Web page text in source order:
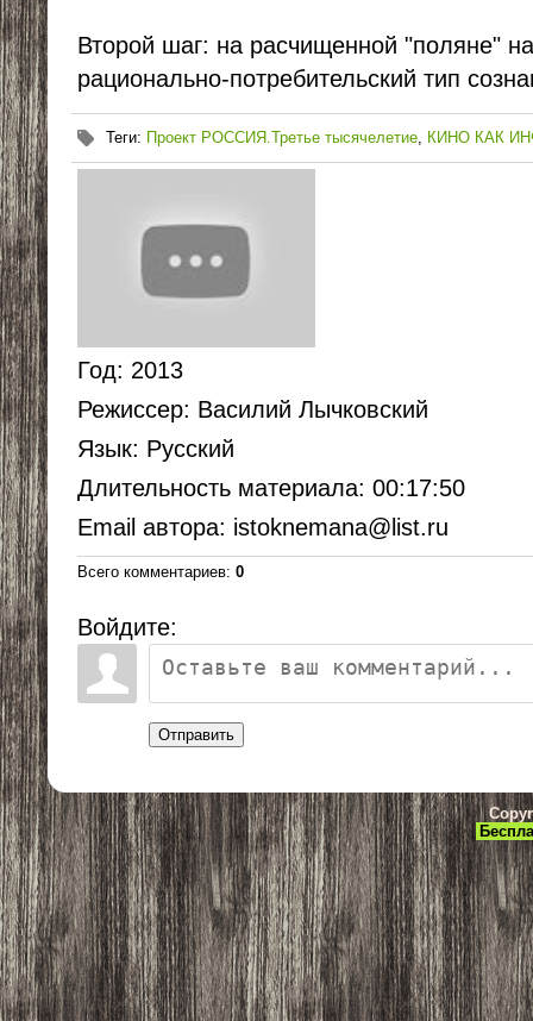
Второй шаг: на расчищенной "поляне"
рационально-потребительский тип
Теги: Проект РОССИЯ.Третье тысячелетие, КИНО КАК
Год: 2013
Режиссер: Василий Лычковский
Язык: Русский
Длительность материала: 00:17:50
Email автора: istoknemana@list.ru
Всего комментариев: 0
Войдите:
Отправить